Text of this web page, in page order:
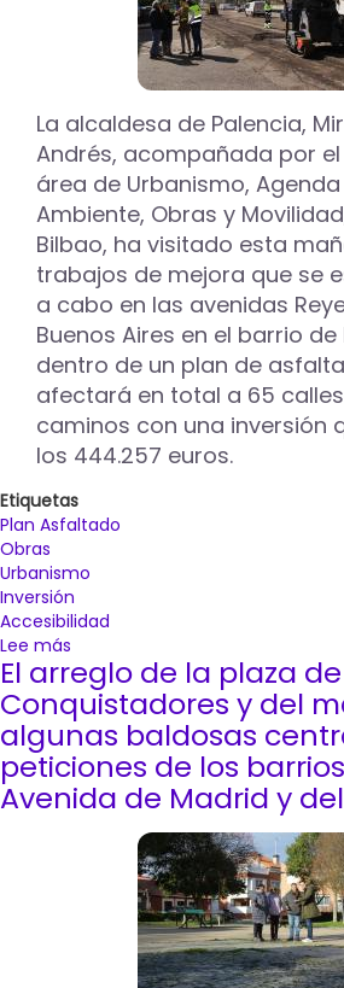
La alcaldesa de Palencia,
Andrés, acompañada por
área de Urbanismo,
Ambiente, Obras y
Bilbao, ha visitado esta
trabajos de mejora que se
a cabo en las avenidas
Buenos Aires en el barrio de
dentro de un plan de
afectará en total a 65
caminos con una inversión
los 444.257 euros.
Etiquetas
Plan Asfaltado
Obras
Urbanismo
Inversión
Accesibilidad
Lee más
Más
de
70
actuaciones
del
Plan
de
Asfaltado
mejorarán
El arreglo de la plaza
Conquistadores y del
algunas baldosas
peticiones de los
Avenida de Madrid y